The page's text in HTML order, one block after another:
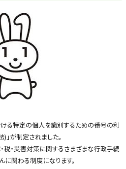
る特定の個人を識別するための番号の利
が制定されました。
税・災害対策に関するさまざまな行政手続
に関わる制度になります。